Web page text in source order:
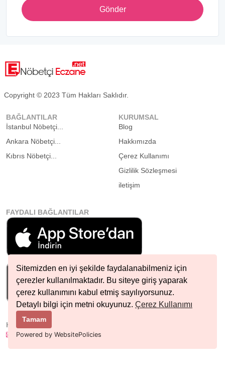
Sitemizden en iyi şekilde faydalanabilmeniz için
çerezler kullanılmaktadır. Bu siteye giriş yaparak
çerez kullanımını kabul etmiş sayılıyorsunuz.
Detaylı bilgi için metni okuyunuz. Çerez Kullanımı
Tamam
Powered by WebsitePolicies
Gönder
Copyright © 2023 Tüm Hakları Saklıdır.
BAĞLANTILAR
İstanbul Nöbetçi...
Ankara Nöbetçi...
Kıbrıs Nöbetçi...
KURUMSAL
Blog
Hakkımızda
Çerez Kullanımı
Gizlilik Sözleşmesi
iletişim
FAYDALI BAĞLANTILAR
HIZLI İLETIŞIM
info@nobetcieczane.net